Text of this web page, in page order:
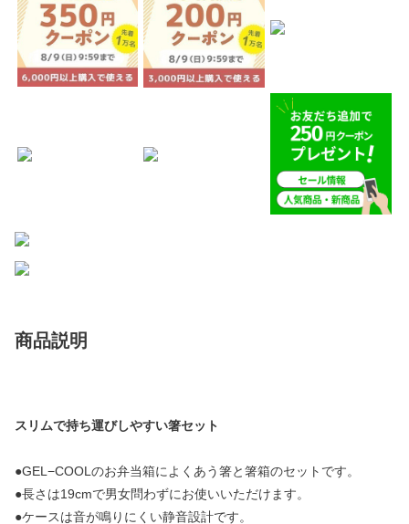
商品説明
スリムで持ち運びしやすい箸セット
●GEL−COOLのお弁当箱によくあう箸と箸箱のセットです。
●長さは19cmで男女問わずにお使いいただけます。
●ケースは音が鳴りにくい静音設計です。